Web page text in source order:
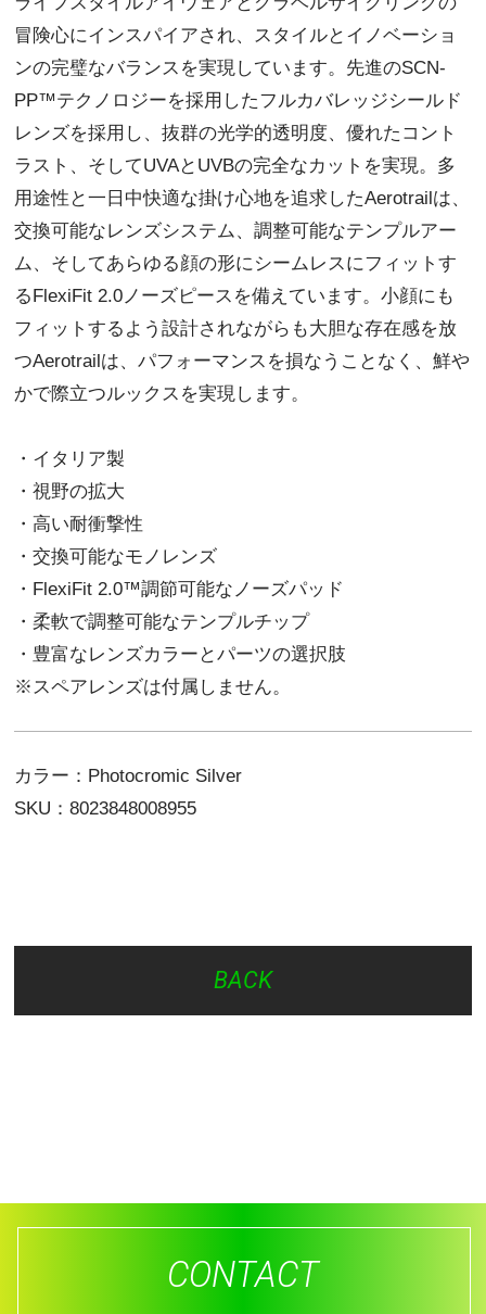
冒険心にインスパイアされ、スタイルとイノベーショ
ンの完璧なバランスを実現しています。先進のSCN-
PP™テクノロジーを採用したフルカバレッジシールド
レンズを採用し、抜群の光学的透明度、優れたコント
ラスト、そしてUVAとUVBの完全なカットを実現。多
用途性と一日中快適な掛け心地を追求したAerotrailは、
交換可能なレンズシステム、調整可能なテンプルアー
ム、そしてあらゆる顔の形にシームレスにフィットす
るFlexiFit 2.0ノーズピースを備えています。小顔にも
フィットするよう設計されながらも大胆な存在感を放
つAerotrailは、パフォーマンスを損なうことなく、鮮や
かで際立つルックスを実現します。
・イタリア製
・視野の拡大
・高い耐衝撃性
・交換可能なモノレンズ
・FlexiFit 2.0™調節可能なノーズパッド
・柔軟で調整可能なテンプルチップ
・豊富なレンズカラーとパーツの選択肢
※スペアレンズは付属しません。
カラー：Photocromic Silver
SKU：8023848008955
BACK
CONTACT